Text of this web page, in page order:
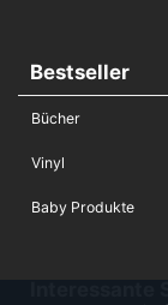
Bestseller
Bücher
Vinyl
Baby Produkte